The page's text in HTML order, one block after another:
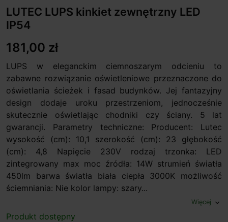
LUTEC LUPS kinkiet zewnętrzny LED
IP54
181,00 zł
LUPS w eleganckim ciemnoszarym odcieniu to
zabawne rozwiązanie oświetleniowe przeznaczone do
oświetlania ścieżek i fasad budynków. Jej fantazyjny
design dodaje uroku przestrzeniom, jednocześnie
skutecznie oświetlając chodniki czy ściany. 5 lat
gwarancji. Parametry techniczne: Producent: Lutec
wysokość (cm): 10,1 szerokość (cm): 23 głębokość
(cm): 4,8 Napięcie 230V rodzaj trzonka: LED
zintegrowany max moc źródła: 14W strumień światła
450lm barwa światła biała ciepła 3000K możliwość
ściemniania: Nie kolor lampy: szary...
Więcej expand_more
Produkt dostępny